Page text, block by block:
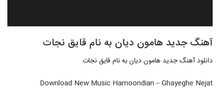
آهنگ جدید هامون دیان به نام قایق نجات
دانلود آهنگ جدید هامون دیان به نام قایق نجات
Download New Music Hamoondian – Ghayeghe Nejat